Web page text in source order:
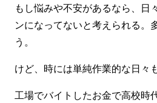
もし悩みや不安があるなら、日
ンになってないと考えられる。
う。
けど、時には単純作業的な日々
工場でバイトしたお金で高校時